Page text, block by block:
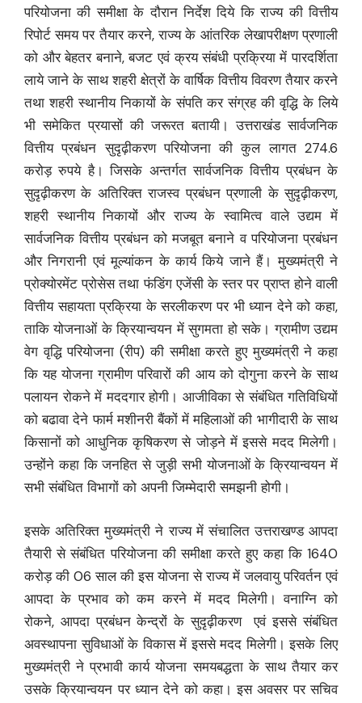
परियोजना की समीक्षा के दौरान निर्देश दिये कि राज्य की वित्तीय
रिपोर्ट समय पर तैयार करने, राज्य के आंतरिक लेखापरीक्षण प्रणाली
को और बेहतर बनाने, बजट एवं क्रय संबंधी प्रक्रिया में पारदर्शिता
लाये जाने के साथ शहरी क्षेत्रों के वार्षिक वित्तीय विवरण तैयार करने
तथा शहरी स्थानीय निकायों के संपति कर संग्रह की वृद्धि के लिये
भी समेकित प्रयासों की जरूरत बतायी। उत्तराखंड सार्वजनिक
वित्तीय प्रबंधन सुदृढ़ीकरण परियोजना की कुल लागत 274.6
करोड़ रुपये है। जिसके अन्तर्गत सार्वजनिक वित्तीय प्रबंधन के
सुदृढ़ीकरण के अतिरिक्त राजस्व प्रबंधन प्रणाली के सुदृढ़ीकरण,
शहरी स्थानीय निकायों और राज्य के स्वामित्व वाले उद्यम में
सार्वजनिक वित्तीय प्रबंधन को मजबूत बनाने व परियोजना प्रबंधन
और निगरानी एवं मूल्यांकन के कार्य किये जाने हैं। मुख्यमंत्री ने
प्रोक्योरमेंट प्रोसेस तथा फंडिंग एजेंसी के स्तर पर प्राप्त होने वाली
वित्तीय सहायता प्रक्रिया के सरलीकरण पर भी ध्यान देने को कहा,
ताकि योजनाओं के क्रियान्वयन में सुगमता हो सके। ग्रामीण उद्यम
वेग वृद्धि परियोजना (रीप) की समीक्षा करते हुए मुख्यमंत्री ने कहा
कि यह योजना ग्रामीण परिवारों की आय को दोगुना करने के साथ
पलायन रोकने में मददगार होगी। आजीविका से संबंधित गतिविधियों
को बढावा देने फार्म मशीनरी बैंकों में महिलाओं की भागीदारी के साथ
किसानों को आधुनिक कृषिकरण से जोड़ने में इससे मदद मिलेगी।
उन्होंने कहा कि जनहित से जुड़ी सभी योजनाओं के क्रियान्वयन में
सभी संबंधित विभागों को अपनी जिम्मेदारी समझनी होगी।
इसके अतिरिक्त मुख्यमंत्री ने राज्य में संचालित उत्तराखण्ड आपदा
तैयारी से संबंधित परियोजना की समीक्षा करते हुए कहा कि 1640
करोड़ की 06 साल की इस योजना से राज्य में जलवायु परिवर्तन एवं
आपदा के प्रभाव को कम करने में मदद मिलेगी। वनाग्नि को
रोकने, आपदा प्रबंधन केन्द्रों के सुदृढ़ीकरण एवं इससे संबंधित
अवस्थापना सुविधाओं के विकास में इससे मदद मिलेगी। इसके लिए
मुख्यमंत्री ने प्रभावी कार्य योजना समयबद्धता के साथ तैयार कर
उसके क्रियान्वयन पर ध्यान देने को कहा। इस अवसर पर सचिव